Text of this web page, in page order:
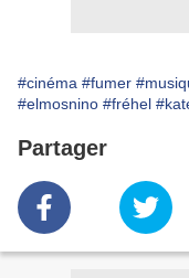
#cinéma #fumer
#elmosnino #fréhel
Partager